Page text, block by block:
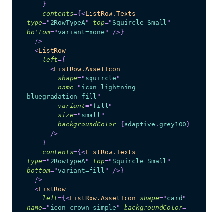
}
contents={ <ListRow.Texts
type=" 2RowTypeA" top=" Squircle Small "
bottom="variant=none " /> }
/>
<ListRow
left={
<ListRow.AssetIcon
shape=" squircle "
name=" icon-lightning-
bluegradation-fill "
variant=" fill "
size=" small "
backgroundColor={ adaptive . grey100 }
/>
}
contents={ <ListRow.Texts
type=" 2RowTypeA" top=" Squircle Small "
bottom="variant=fill " /> }
/>
<ListRow
left={ <ListRow.AssetIcon shape=" card "
name=" icon-crown-simple " backgroundColor=